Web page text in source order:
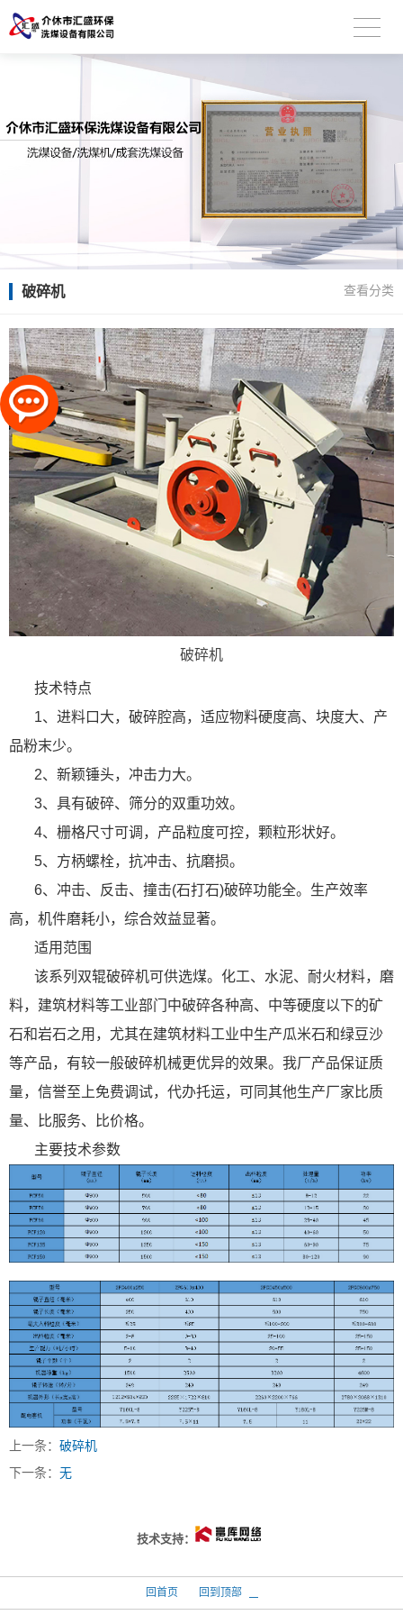
破碎机 查看分类
破碎机
技术特点
1、进料口大，破碎腔高，适应物料硬度高、块度大、产
品粉末少。
2、新颖锤头，冲击力大。
3、具有破碎、筛分的双重功效。
4、栅格尺寸可调，产品粒度可控，颗粒形状好。
5、方柄螺栓，抗冲击、抗磨损。
6、冲击、反击、撞击(石打石)破碎功能全。生产效率
高，机件磨耗小，综合效益显著。
适用范围
该系列双辊破碎机可供选煤。化工、水泥、耐火材料，磨
料，建筑材料等工业部门中破碎各种高、中等硬度以下的矿
石和岩石之用，尤其在建筑材料工业中生产瓜米石和绿豆沙
等产品，有较一般破碎机械更优异的效果。我厂产品保证质
量，信誉至上免费调试，代办托运，可同其他生产厂家比质
量、比服务、比价格。
主要技术参数
上一条： 破碎机
下一条： 无
技术支持：
回首页 回到顶部